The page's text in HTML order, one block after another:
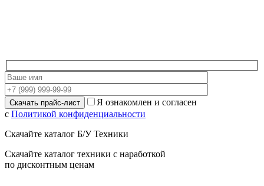
Я ознакомлен и согласен
с Политикой конфиденциальности
Скачайте каталог Б/У Техники
Скачайте каталог техники с наработкой
по дисконтным ценам